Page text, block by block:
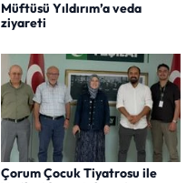
Müftüsü Yıldırım’a veda
ziyareti
Çorum Çocuk Tiyatrosu ile